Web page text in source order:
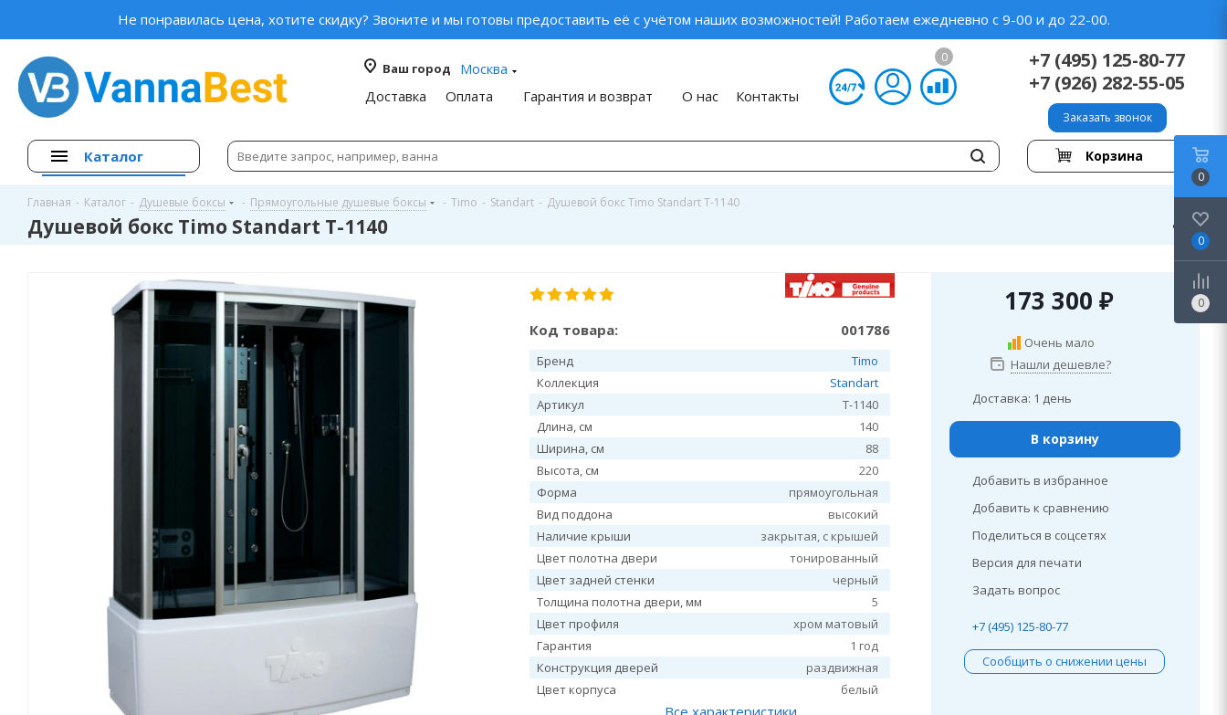
Не понравилась цена, хотите скидку? Звоните и мы готовы предоставить её с учётом наших возможностей! Работаем ежедневно с 9-00 и до 22-00.
Ваш город
Москва
Доставка
Оплата Гарантия и возврат О нас Контакты
0
+7 (495) 125-80-77
+7 (926) 282-55-05
Заказать звонок
Каталог Корзина
Главная - Каталог - Душевые боксы - Прямоугольные душевые боксы - Timo - Standart - Душевой бокс Timo Standart T-1140
Душевой бокс Timo Standart T-1140
Код товара: 001786
Бренд
Timo
Коллекция
Standart
Артикул
T-1140
Длина, см
140
Ширина, см
88
Высота, см
220
Форма
прямоугольная
Вид поддона
высокий
Наличие крыши
закрытая, c крышей
Цвет полотна двери
тонированный
Цвет задней стенки
черный
Толщина полотна двери, мм
5
Цвет профиля
хром матовый
Гарантия
1 год
Конструкция дверей
раздвижная
Цвет корпуса
белый
Все характеристики
173 300 ₽
Очень мало
Нашли дешевле?
Доставка: 1 день
В корзину
Добавить в избранное
Добавить к сравнению
Поделиться в соцсетях
Версия для печати
Задать вопрос
+7 (495) 125-80-77
Сообщить о снижении цены
0
0
0